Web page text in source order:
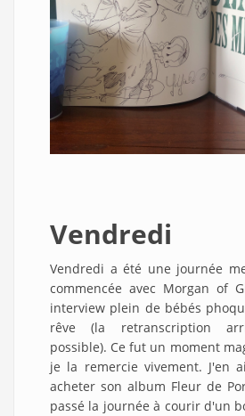
Vendredi
Vendredi a été une journée
commencée avec Morgan of
interview plein de bébés
rêve (la retranscription
possible). Ce fut un moment
je la remercie vivement. J'en
acheter son album Fleur de
passé la journée à courir d'un